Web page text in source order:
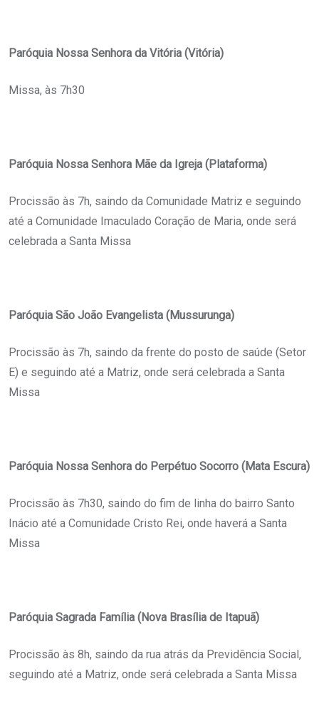
Paróquia Nossa Senhora da Vitória (Vitória)
Missa, às 7h30
Paróquia Nossa Senhora Mãe da Igreja (Plataforma)
Procissão às 7h, saindo da Comunidade Matriz e seguindo
até a Comunidade Imaculado Coração de Maria, onde será
celebrada a Santa Missa
Paróquia São João Evangelista (Mussurunga)
Procissão às 7h, saindo da frente do posto de saúde (Setor
E) e seguindo até a Matriz, onde será celebrada a Santa
Missa
Paróquia Nossa Senhora do Perpétuo Socorro (Mata Escura)
Procissão às 7h30, saindo do fim de linha do bairro Santo
Inácio até a Comunidade Cristo Rei, onde haverá a Santa
Missa
Paróquia Sagrada Família (Nova Brasília de Itapuã)
Procissão às 8h, saindo da rua atrás da Previdência Social,
seguindo até a Matriz, onde será celebrada a Santa Missa